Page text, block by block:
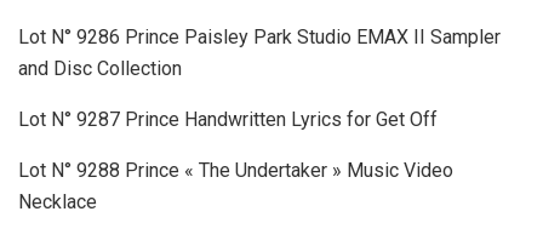
Lot N° 9286 Prince Paisley Park Studio EMAX II Sampler
and Disc Collection
Lot N° 9287 Prince Handwritten Lyrics for Get Off
Lot N° 9288 Prince « The Undertaker » Music Video
Necklace